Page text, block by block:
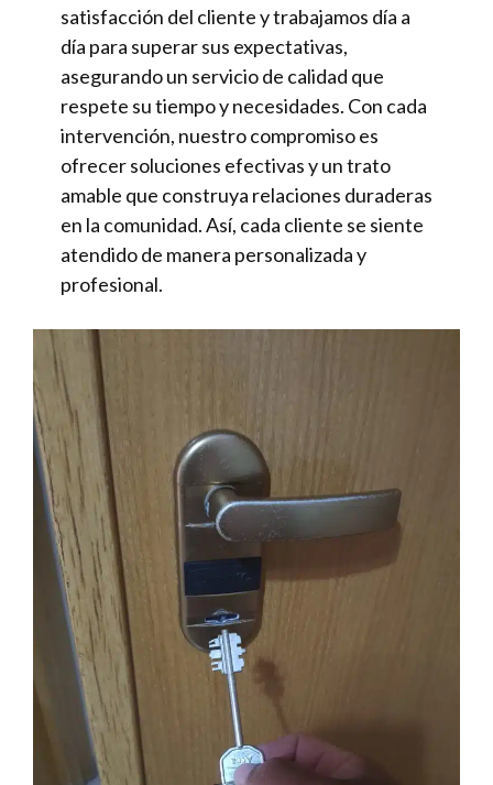
satisfacción del cliente y trabajamos día a
día para superar sus expectativas,
asegurando un servicio de calidad que
respete su tiempo y necesidades. Con cada
intervención, nuestro compromiso es
ofrecer soluciones efectivas y un trato
amable que construya relaciones duraderas
en la comunidad. Así, cada cliente se siente
atendido de manera personalizada y
profesional.